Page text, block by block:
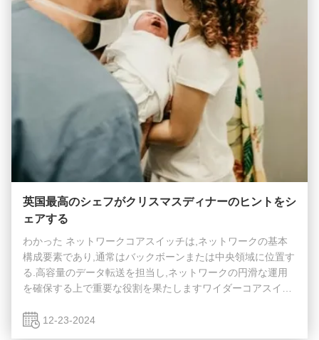
英国最高のシェフがクリスマスディナーのヒントをシ
ェアする
わかった ネットワークコアスイッチは,ネットワークの基本
構成要素であり,通常はバックボーンまたは中央領域に位置す
る.高容量のデータ転送を担当し,ネットワークの円滑な運用
を確保する上で重要な役割を果たしますワイダーコアスイッ
トへのゲートウェイとして機能し,ルーターを通じてサーバ
12-23-2024